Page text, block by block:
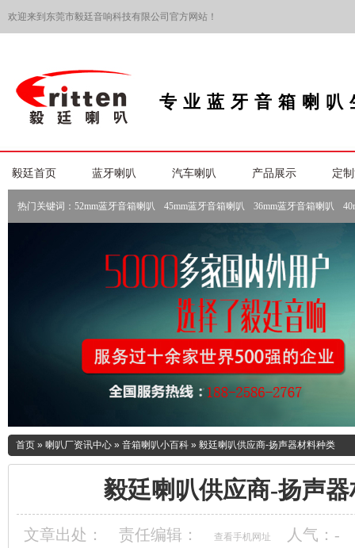
欢迎来到东莞市毅廷音响科技有限公司官方网站！
专业蓝牙音箱喇叭
毅廷首页 蓝牙喇叭 汽车喇叭 产品展示 定
热门关键词： 52mm蓝牙音箱喇叭 45mm蓝牙音箱喇叭 36mm蓝牙音箱喇叭
首页 » 喇叭厂资讯中心 » 音箱喇叭小百科 » 毅廷喇叭供应商-扬声器材料种类
毅廷喇叭供应商-扬声
文章出处： 责任编辑： 查看手机网址 人气： -